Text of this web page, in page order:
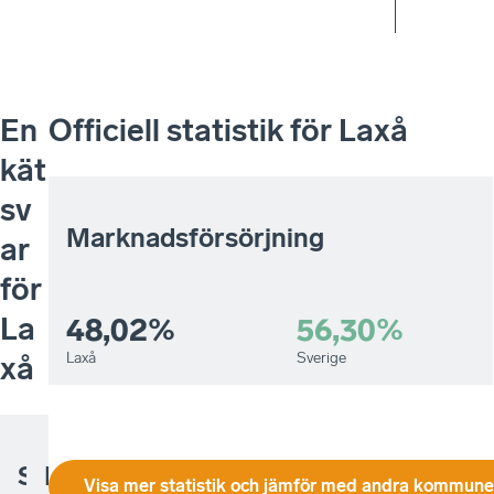
En
kät
sv
ar
för
La
xå
Sammanfatta
Kommunens
Påverkan av
Kommunala
Kommunpoliti
Officiell statistik för Laxå
Marknadsförsörjning
48,02%
Laxå
56,30%
Sverige
Visa mer statistik och jämför med andra